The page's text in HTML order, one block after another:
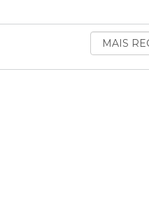
ORDENAR
AVALIAÇÕES